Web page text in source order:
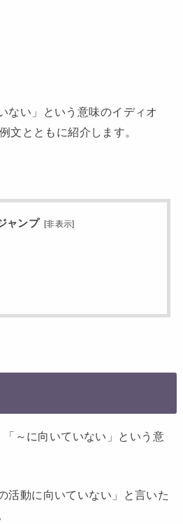
ない」という意味のイディオ
文とともに紹介します。
ャンプ [非表示]
「～に向いていない」という意
活動に向いていない」と言いた